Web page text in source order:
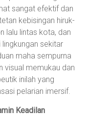
sangat efektif dan
kebisingan hiruk-
lalu lintas kota, dan
sekitar
maha sempurna
visual memukau dan
inilah yang
pelarian imersif.
Keadilan